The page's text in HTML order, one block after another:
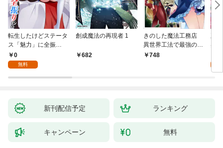
転生したけどステータ
ス「魅力」に全振
り！？(1)
0
無料
創成魔法の再現者 1
682
きのした魔法工務店
異世界工法で最強の家
づくりを（コミック）
748
兆
る
新刊配信予定 ランキング
キャンペーン 無料